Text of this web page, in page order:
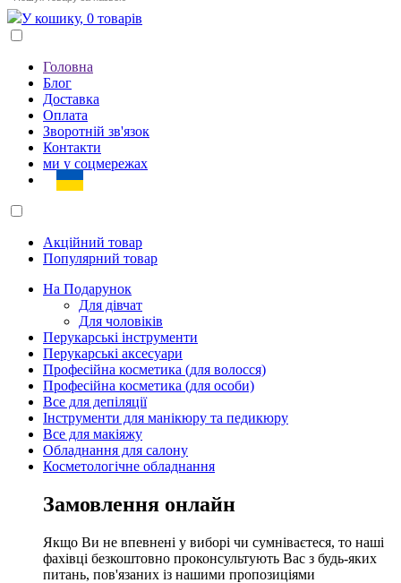
У кошику, 0 товарів
Головна
Блог
Доставка
Оплата
Зворотній зв'язок
Контакти
ми у соцмережах
Акційний товар
Популярний товар
На Подарунок
Для дівчат
Для чоловіків
Перукарські інструменти
Перукарські аксесуари
Професійна косметика (для волосся)
Професійна косметика (для особи)
Все для депіляції
Інструменти для манікюру та педикюру
Все для макіяжу
Обладнання для салону
Косметологічне обладнання
Замовлення онлайн
Якщо Ви не впевнені у виборі чи сумніваєтеся, то наші
фахівці безкоштовно проконсультують Вас з будь-яких
питань, пов'язаних із нашими пропозиціями